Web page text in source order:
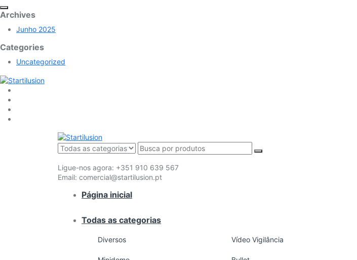
Archives
Junho 2025
Categories
Uncategorized
Ligue-nos agora: +351 910 639 567
Email: comercial@startilusion.pt
Página inicial
Todas as categorias
Diversos Vídeo Vigilância